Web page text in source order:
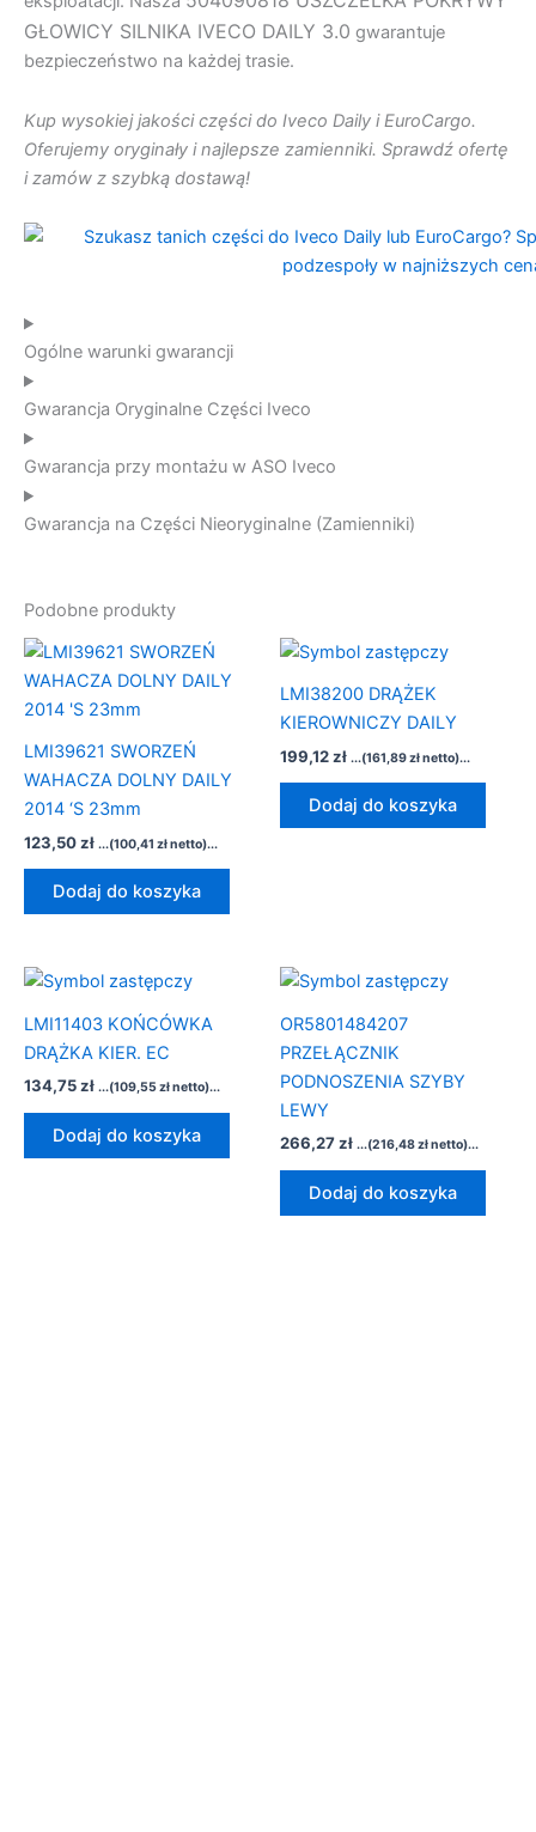
GŁOWICY SILNIKA IVECO DAILY 3.0 gwarantuje
bezpieczeństwo na każdej trasie.
Kup wysokiej jakości części do Iveco Daily i EuroCargo.
Oferujemy oryginały i najlepsze zamienniki. Sprawdź ofertę
i zamów z szybką dostawą!
Ogólne warunki gwarancji
Gwarancja Oryginalne Części Iveco
Gwarancja przy montażu w ASO Iveco
Gwarancja na Części Nieoryginalne (Zamienniki)
Podobne produkty
LMI39621 SWORZEŃ
WAHACZA DOLNY DAILY
2014 ‘S 23mm
123,50zł ...(100,41 złnetto)...
Dodaj do koszyka
LMI38200 DRĄŻEK
KIEROWNICZY DAILY
199,12zł ...(161,89złnetto)...
Dodaj do koszyka
LMI11403 KOŃCÓWKA
DRĄŻKA KIER. EC
134,75zł ...(109,55złnetto)...
Dodaj do koszyka
OR5801484207
PRZEŁĄCZNIK
PODNOSZENIA SZYBY
LEWY
266,27zł ...(216,48złnetto)...
Dodaj do koszyka